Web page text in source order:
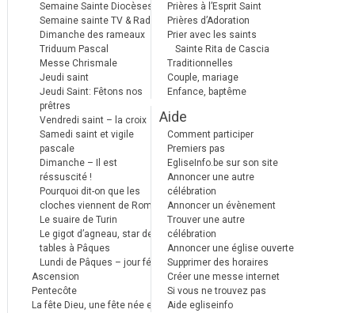
Semaine Sainte Diocèses
Semaine sainte TV & Radio
Dimanche des rameaux
Triduum Pascal
Messe Chrismale
Jeudi saint
Jeudi Saint: Fêtons nos
prêtres
Vendredi saint – la croix
Samedi saint et vigile
pascale
Dimanche – Il est
réssuscité !
Pourquoi dit-on que les
cloches viennent de Rome ?
Le suaire de Turin
Le gigot d’agneau, star des
tables à Pâques
Lundi de Pâques – jour férié
Ascension
Pentecôte
La fête Dieu, une fête née en
Prières à l’Esprit Saint
Prières d’Adoration
Prier avec les saints
Sainte Rita de Cascia
Traditionnelles
Couple, mariage
Enfance, baptême
Aide
Comment participer
Premiers pas
EgliseInfo.be sur son site
Annoncer une autre
célébration
Annoncer un évènement
Trouver une autre
célébration
Annoncer une église ouverte
Supprimer des horaires
Créer une messe internet
Si vous ne trouvez pas
Aide egliseinfo